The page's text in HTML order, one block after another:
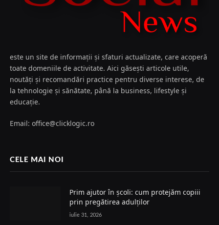
este un site de informații și sfaturi actualizate, care acoperă
toate domeniile de activitate. Aici găsești articole utile,
noutăți și recomandări practice pentru diverse interese, de
la tehnologie și sănătate, până la business, lifestyle și
educație.
Email: office@clicklogic.ro
CELE MAI NOI
Prim ajutor în școli: cum protejăm copiii
prin pregătirea adulților
iulie 31, 2026